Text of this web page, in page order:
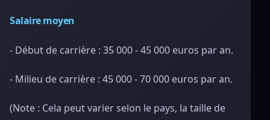
Salaire moyen
- Début de carrière : 35 000 - 45 000 euros par an.
- Milieu de carrière : 45 000 - 70 000 euros par an.
(Note : Cela peut varier selon le pays, la taille de